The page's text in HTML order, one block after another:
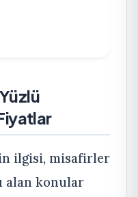
ilgisi, misafirler
alan konular